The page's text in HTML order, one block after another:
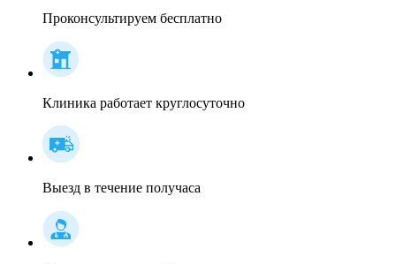
Проконсультируем бесплатно
Клиника работает круглосуточно
Выезд в течение получаса